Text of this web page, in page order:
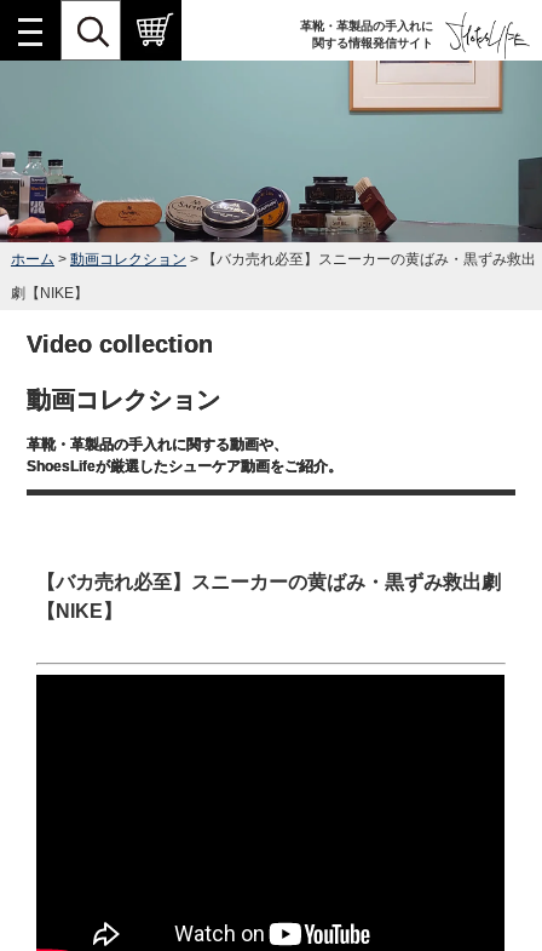
革靴・革製品の手入れに
関する情報発信サイト
ホーム > 動画コレクション > 【バカ売れ必至】スニーカーの黄ばみ・黒ずみ救出
劇【NIKE】
Video collection
動画コレクション
革靴・革製品の手入れに関する動画や、
ShoesLifeが厳選したシューケア動画をご紹介。
【バカ売れ必至】スニーカーの黄ばみ・黒ずみ救出劇
【NIKE】